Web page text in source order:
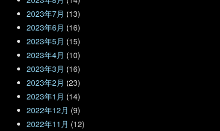
2023年7月 (13)
2023年6月 (16)
2023年5月 (15)
2023年4月 (10)
2023年3月 (16)
2023年2月 (23)
2023年1月 (14)
2022年12月 (9)
2022年11月 (12)